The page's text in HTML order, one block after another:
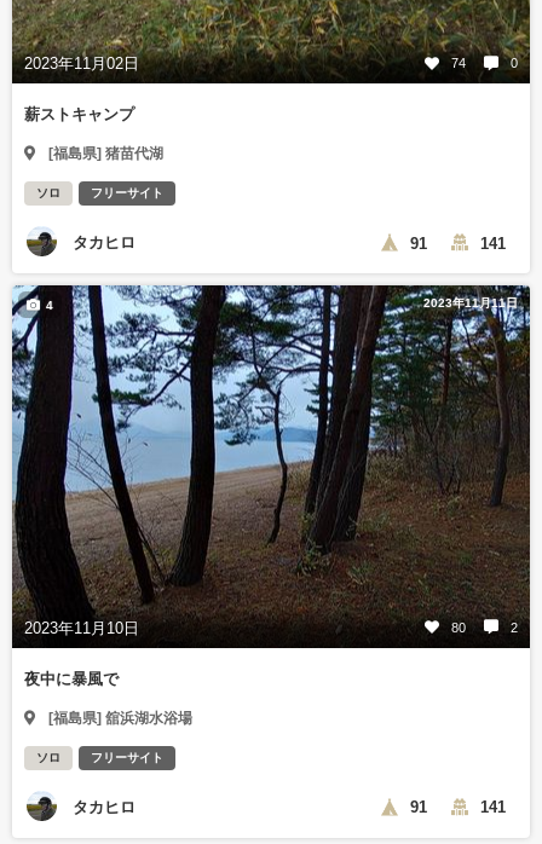
2023年11月02日 74 0
薪ストキャンプ
[福島県] 猪苗代湖
ソロ フリーサイト
タカヒロ 91 141
2023年11月11日
2023年11月10日 80 2
4
夜中に暴風で
[福島県] 舘浜湖水浴場
ソロ フリーサイト
タカヒロ 91 141